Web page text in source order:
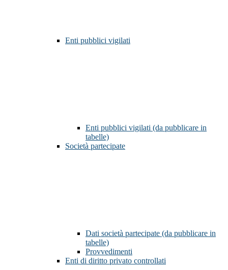
Enti pubblici vigilati
Enti pubblici vigilati (da pubblicare in
tabelle)
Società partecipate
Dati società partecipate (da pubblicare in
tabelle)
Provvedimenti
Enti di diritto privato controllati